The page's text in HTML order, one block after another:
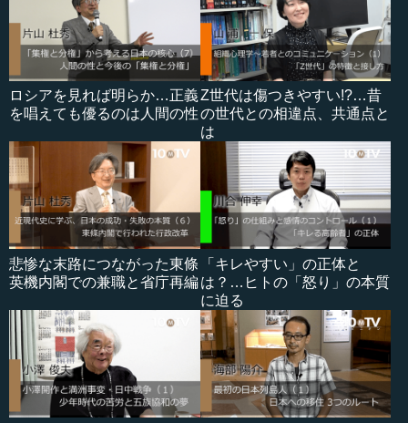
ロシアを見れば明らか…正義
を唱えても優るのは人間の性
Z世代は傷つきやすい!?…昔
の世代との相違点、共通点と
は
悲惨な末路につながった東條
英機内閣での兼職と省庁再編
「キレやすい」の正体と
は？…ヒトの「怒り」の本質
に迫る